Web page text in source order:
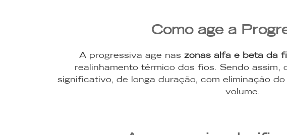
Como age a
A progressiva age naszonas alfa e beta da
realinhamento térmico dos fios. Sendo assim,
significativo, de longa duração, com eliminação
volume.